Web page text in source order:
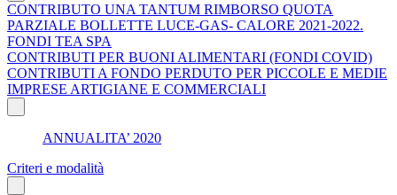
CONTRIBUTO UNA TANTUM RIMBORSO QUOTA
PARZIALE BOLLETTE LUCE-GAS- CALORE 2021-2022.
FONDI TEA SPA
CONTRIBUTI PER BUONI ALIMENTARI (FONDI COVID)
CONTRIBUTI A FONDO PERDUTO PER PICCOLE E MEDIE
IMPRESE ARTIGIANE E COMMERCIALI
ANNUALITA’ 2020
Criteri e modalità